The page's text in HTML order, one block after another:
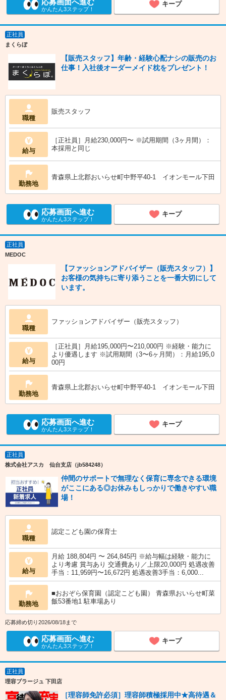
応募画面へ進む
かんたん3ステップ！
キープ
正社員
まくらぼ
【販売スタッフ】年齢・経験心配ナシの販売のお
仕事！入社後オーダーメイド枕をプレゼント！
職種
販売スタッフ
給与
［正社員］月給230,000円〜 ※試用期間（3ヶ月間）：
本採用と同じ
勤務地
青森県上北郡おいらせ町中野平40-1 イオンモール下田
応募画面へ進む
かんたん3ステップ！
キープ
正社員
MEDOC
【ファッションアドバイザー（販売スタッフ）】
お客様の気持ちに寄り添うことを一番大切にして
います。
職種
ファッションアドバイザー（販売スタッフ）
給与
［正社員］月給195,000円〜210,000円 ※経験・能力に
より優遇します ※試用期間（3〜6ヶ月間）：月給195,0
00円
勤務地
青森県上北郡おいらせ町中野平40-1 イオンモール下田
応募画面へ進む
かんたん3ステップ！
キープ
正社員
株式会社アスカ 仙台支店（jb584248）
仲間のサポートで無理なく保育に専念できる環境
がここにある◎お休みもしっかりで働きやすい職
場！
職種
認定こども園の保育士
給与
月給 188,804円 〜 264,845円 ※給与幅は経験・能力に
より考慮 賞与あり 交通費あり／上限20,000円 処遇改善
手当：11,959円〜16,672円 処遇改善3手当：6,000...
勤務地
■おおぞら保育園（認定こども園） 青森県おいらせ町菜
飯53番地1 駐車場あり
応募締め切り2026/08/18まで
応募画面へ進む
かんたん3ステップ！
キープ
正社員
理容プラージュ 下田店
［理容師免許必須］理容師積極採用中★高待遇＆